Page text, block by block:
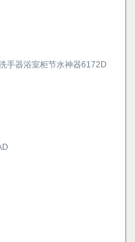
手器浴室柜节水神器6172D